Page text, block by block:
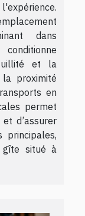
dans
et la
la proximité
en
permet
d’assurer
principales,
gîte situé à